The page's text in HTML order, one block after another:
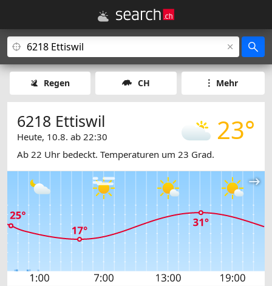
Regen CH Mehr
23°
6218 Ettiswil
Heute, 10.8. ab 22:30
Ab 22 Uhr bedeckt. Temperaturen um 23 Grad.